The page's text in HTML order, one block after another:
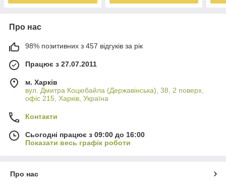
Про нас
98% позитивних з 457 відгуків за рік
Працює з 27.07.2011
м. Харків
вул. Дмитра Коцюбайла (Державінська), 38, 2 поверх,
офіс 215, Харків, Україна
Контакти
Сьогодні працює з 09:00 до 16:00
Показати весь графік роботи
Про нас